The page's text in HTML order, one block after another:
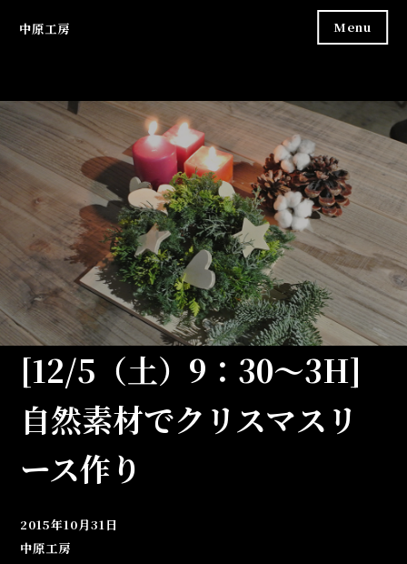
中原工房 Menu
[12/5（土）9：30～3H]
自然素材でクリスマスリ
ース作り
2015年10月31日
中原工房